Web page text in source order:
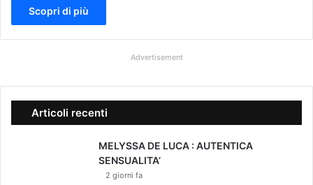
Scopri di più
Advertisement
Articoli recenti
MELYSSA DE LUCA : AUTENTICA
SENSUALITA’
2 giorni fa